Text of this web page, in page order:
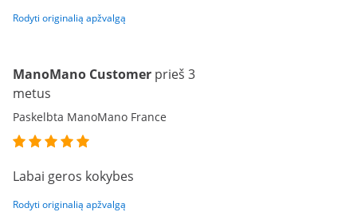
Rodyti originalią apžvalgą
ManoMano Customer prieš 3
metus
Paskelbta ManoMano France
Labai geros kokybes
Rodyti originalią apžvalgą